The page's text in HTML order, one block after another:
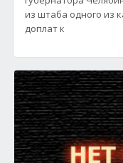
из штаба одного из
доплат к